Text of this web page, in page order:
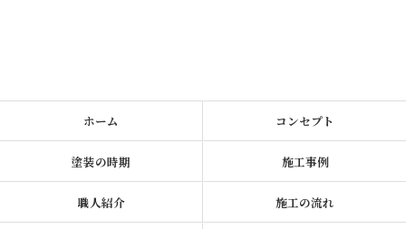
ホーム コンセプト
塗装の時期 施工事例
職人紹介 施工の流れ